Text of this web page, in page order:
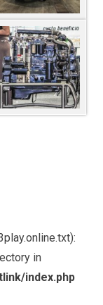
in
index.php